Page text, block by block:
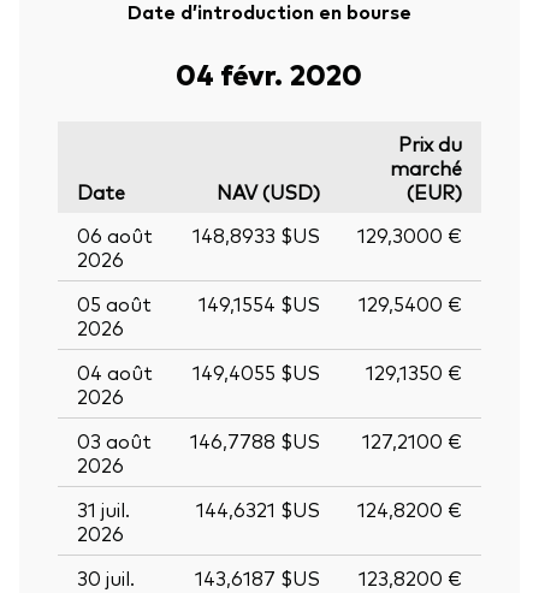
Date d’introduction en bourse
04 févr. 2020
Date NAV (USD)
Prix du
marché
(EUR)
06 août
2026
148,8933 $US 129,3000 €
05 août
2026
149,1554 $US 129,5400 €
04 août
2026
149,4055 $US 129,1350 €
03 août
2026
146,7788 $US 127,2100 €
31 juil.
2026
144,6321 $US 124,8200 €
30 juil.
143,6187 $US 123,8200 €